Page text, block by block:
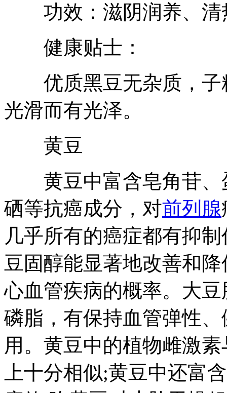
功效：滋阴润养、清
健康贴士：
优质黑豆无杂质，子
光滑而有光泽。
黄豆
黄豆中富含皂角苷、
硒等抗癌成分，对前列腺
几乎所有的癌症都有抑
豆固醇能显著地改善和
心血管疾病的概率。大
磷脂，有保持血管弹性
用。黄豆中的植物雌激
上十分相似;黄豆中还富